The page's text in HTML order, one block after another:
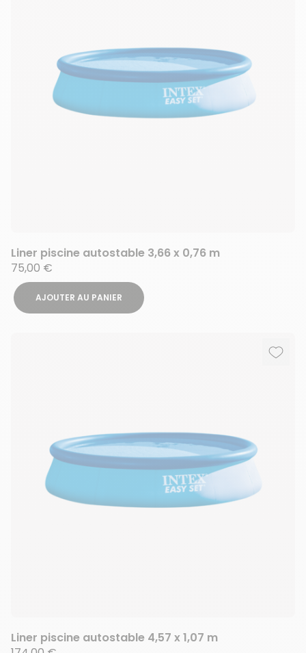
Liner piscine autostable 3,66 x 0,76 m
75,00 €
AJOUTER AU PANIER
Liner piscine autostable 4,57 x 1,07 m